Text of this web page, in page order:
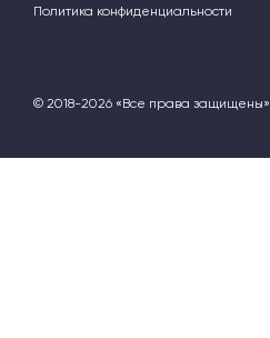
Политика конфиденциальности
© 2018-2026 «Все права защищены»